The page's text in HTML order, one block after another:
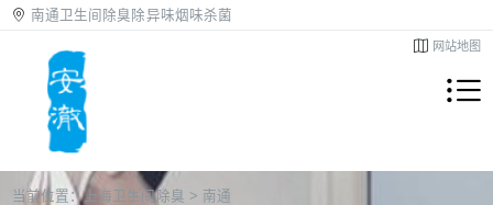
南通卫生间除臭除异味烟味杀菌
网站地图
当前位置：上海卫生间除臭 > 南通